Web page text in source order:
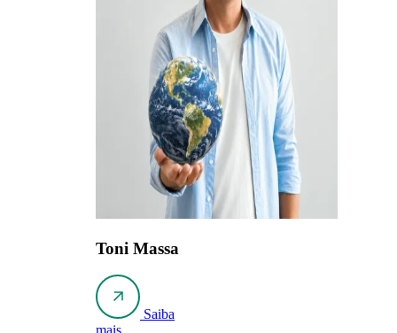
Toni Massa
Saiba